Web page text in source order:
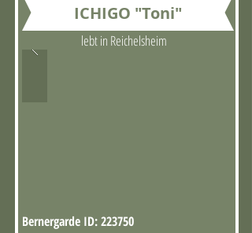
ICHIGO "Toni"
lebt in Reichelsheim
Bernergarde ID: 223750